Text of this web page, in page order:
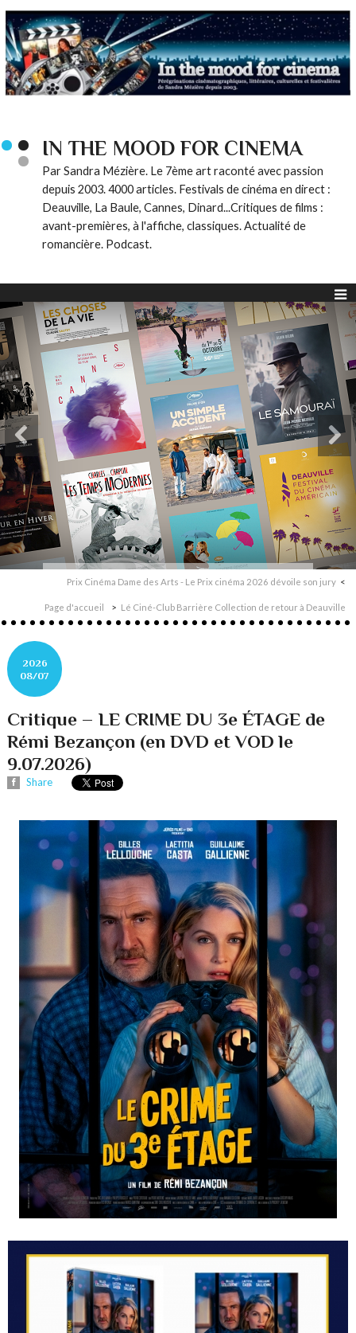
IN THE MOOD FOR CINEMA
Par Sandra Mézière. Le 7ème art raconté avec passion
depuis 2003. 4000 articles. Festivals de cinéma en direct :
Deauville, La Baule, Cannes, Dinard...Critiques de films :
avant-premières, à l'affiche, classiques. Actualité de
romancière. Podcast.
Prix Cinéma Dame des Arts - Le Prix cinéma 2026 dévoile son jury
Page d'accueil Lé Ciné-Club Barrière Collection de retour à Deauville
2026
08/07
Critique – LE CRIME DU 3e ÉTAGE de
Rémi Bezançon (en DVD et VOD le
9.07.2026)
Share